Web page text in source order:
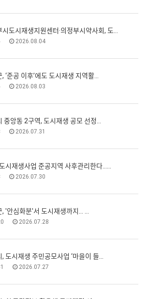
도시재생지원센터·의정부시약사회, 도…
2026.08.04
‘준공 이후’에도 도시재생 지역활…
2026.08.03
중앙동 2구역, 도시재생 공모 선정…
2026.07.31
시재생사업 준공지역 사후관리한다……
2026.07.30
'안심화분'서 도시재생까지... …
2026.07.28
도시재생 주민공모사업 ‘마을이 들…
2026.07.27